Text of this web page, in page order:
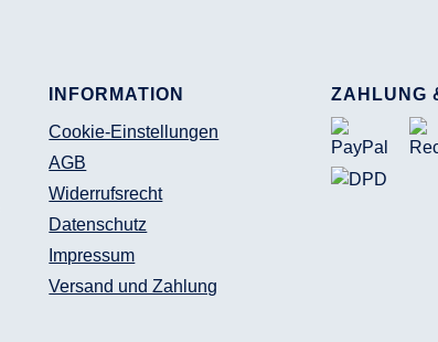
INFORMATION
Cookie-Einstellungen
AGB
Widerrufsrecht
Datenschutz
Impressum
Versand und Zahlung
ZAHLUNG